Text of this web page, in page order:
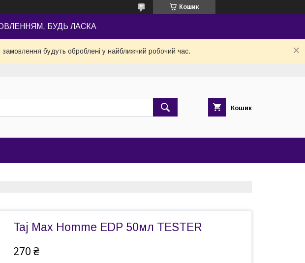
Кошик
БУДЬ ЛАСКА
будуть оброблені у найближчий робочий час.
Кошик
Taj Max Homme EDP 50мл TESTER
270 ₴